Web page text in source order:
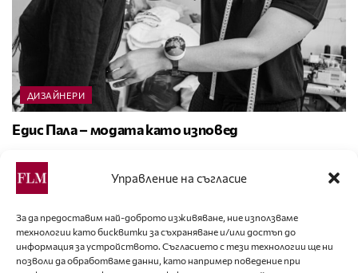
Управление на съгласие
За да предоставим най-доброто изживяване, ние използваме
технологии като бисквитки за съхраняване и/или достъп до
информация за устройството. Съгласието с тези технологии ще ни
позволи да обработваме данни, като например поведение при
ДИЗАЙНЕРИ
Едис Пала – модата като изповед
Най-популярни
УЕРИС ДИЪРИ – ПУСТИННОТО ЦВЕТЕ,
КОЕТО УСПЯ ДА РАЗЦЪФНЕ